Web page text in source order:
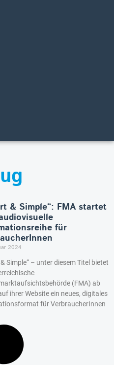
& Simple“: FMA startet
für
2024
Simple“ – unter diesem Titel bietet
(FMA) ab
ihrer Website ein neues, digitales
für VerbraucherInnen